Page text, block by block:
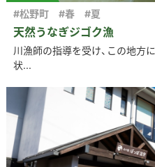
天然うなぎジゴク漁
#松野町 #春 #夏
川漁師の指導を受け、この地方
状...